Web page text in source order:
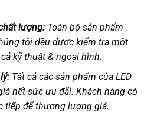
lượng: Toàn bộ sản phẩm
tôi đều được kiểm tra một
kỹ thuật & ngoại hình.
Tất cả các sản phẩm của LED
hết sức ưu đãi. Khách hàng có
tiếp để thương lượng giá.